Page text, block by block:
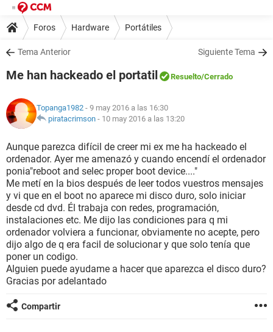
Foros Hardware Portátiles
Tema Anterior Siguiente Tema
Me han hackeado el portatil Resuelto/Cerrado
Topanga1982 - 9 may 2016 a las 16:30
piratacrimson - 10 may 2016 a las 13:20
Aunque parezca difícil de creer mi ex me ha hackeado el
ordenador. Ayer me amenazó y cuando encendí el ordenador
ponia"reboot and selec proper boot device...."
Me metí en la bios después de leer todos vuestros mensajes
y vi que en el boot no aparece mi disco duro, solo iniciar
desde cd dvd. Él trabaja con redes, programación,
instalaciones etc. Me dijo las condiciones para q mi
ordenador volviera a funcionar, obviamente no acepte, pero
dijo algo de q era facil de solucionar y que solo tenía que
poner un codigo.
Alguien puede ayudame a hacer que aparezca el disco duro?
Gracias por adelantado
Compartir